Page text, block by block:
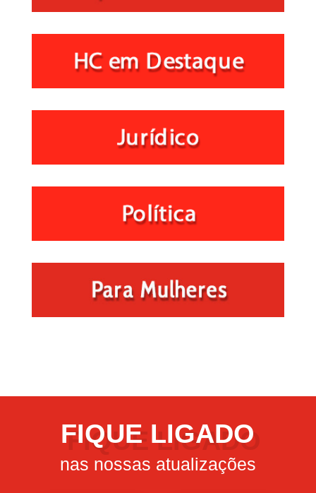
FIQUE LIGADO
nas nossas atualizações